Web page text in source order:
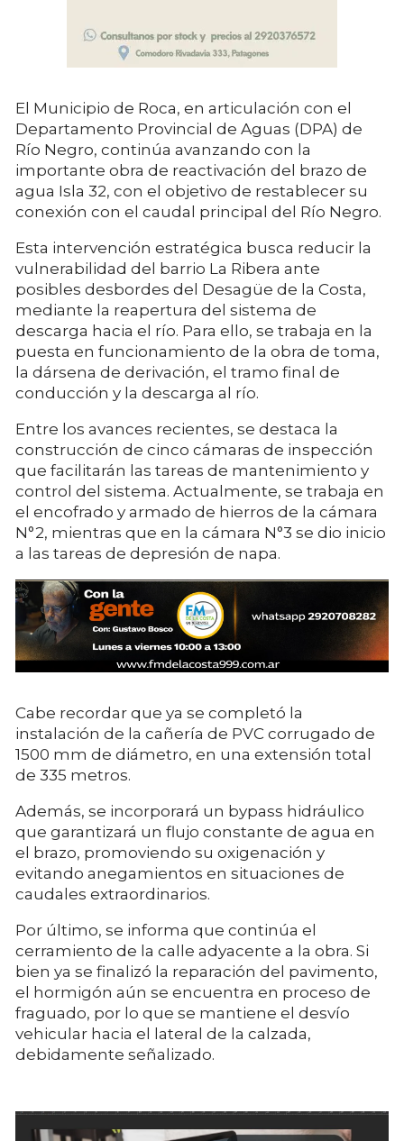
El Municipio de Roca, en articulación con el
Departamento Provincial de Aguas (DPA) de
Río Negro, continúa avanzando con la
importante obra de reactivación del brazo de
agua Isla 32, con el objetivo de restablecer su
conexión con el caudal principal del Río Negro.
Esta intervención estratégica busca reducir la
vulnerabilidad del barrio La Ribera ante
posibles desbordes del Desagüe de la Costa,
mediante la reapertura del sistema de
descarga hacia el río. Para ello, se trabaja en la
puesta en funcionamiento de la obra de toma,
la dársena de derivación, el tramo final de
conducción y la descarga al río.
Entre los avances recientes, se destaca la
construcción de cinco cámaras de inspección
que facilitarán las tareas de mantenimiento y
control del sistema. Actualmente, se trabaja en
el encofrado y armado de hierros de la cámara
N°2, mientras que en la cámara N°3 se dio inicio
a las tareas de depresión de napa.
Cabe recordar que ya se completó la
instalación de la cañería de PVC corrugado de
1500 mm de diámetro, en una extensión total
de 335 metros.
Además, se incorporará un bypass hidráulico
que garantizará un flujo constante de agua en
el brazo, promoviendo su oxigenación y
evitando anegamientos en situaciones de
caudales extraordinarios.
Por último, se informa que continúa el
cerramiento de la calle adyacente a la obra. Si
bien ya se finalizó la reparación del pavimento,
el hormigón aún se encuentra en proceso de
fraguado, por lo que se mantiene el desvío
vehicular hacia el lateral de la calzada,
debidamente señalizado.